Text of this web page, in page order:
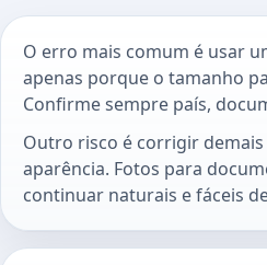
O erro mais comum é usar
apenas porque o tamanho
Confirme sempre país,
Outro risco é corrigir
aparência. Fotos para
continuar naturais e fáceis